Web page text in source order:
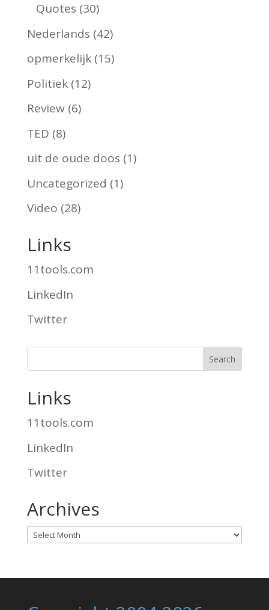
Quotes (30)
Nederlands (42)
opmerkelijk(15)
Politiek(12)
Review(6)
TED (8)
uit de oude doos (1)
Uncategorized (1)
Video (28)
Links
11tools.com
LinkedIn
Twitter
Links
11tools.com
LinkedIn
Twitter
Archives
Archives